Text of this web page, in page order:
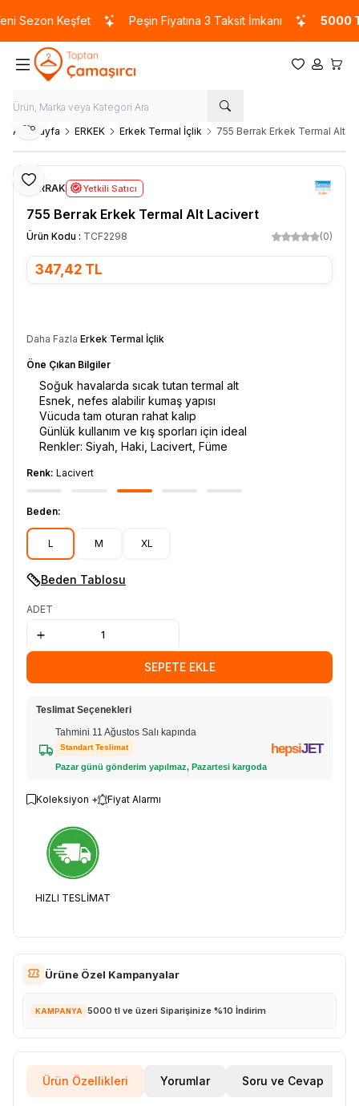
Sezon Keşfet Peşin Fiyatına 3 Taksit İmkanı 5000 TL
Favorilerim
Hesabım
Ana Sayfa ERKEK Erkek Termal İçlik 755 Berrak Erkek Termal Alt
Favoriye Ekle
Paylaş
BERRAK Yetkili Satıcı
755 Berrak Erkek Termal Alt Lacivert
Ürün Kodu : TCF2298 (0)
347,42 TL
Daha Fazla Erkek Termal İçlik
Öne Çıkan Bilgiler
Soğuk havalarda sıcak tutan termal alt
Esnek, nefes alabilir kumaş yapısı
Vücuda tam oturan rahat kalıp
Günlük kullanım ve kış sporları için ideal
Renkler: Siyah, Haki, Lacivert, Füme
Renk: Lacivert
Beden:
L M XL
Beden Tablosu
ADET
SEPETE EKLE
Teslimat Seçenekleri
Tahmini 11 Ağustos Salı kapında
Standart Teslimat
Pazar günü gönderim yapılmaz, Pazartesi kargoda
hepsiJET
Koleksiyon + Fiyat Alarmı
HIZLI TESLİMAT
Ürüne Özel Kampanyalar
KAMPANYA 5000 tl ve üzeri Siparişinize %10 İndirim
Ürün Özellikleri Yorumlar Soru ve Cevap